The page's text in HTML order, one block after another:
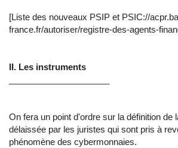
[Liste des nouveaux PSIP et PSIC://
france.fr/autoriser/registre-des-agents-
II. Les instruments
On fera un point d'ordre sur la définition de
délaissée par les juristes qui sont pris à
phénomène des cybermonnaies.